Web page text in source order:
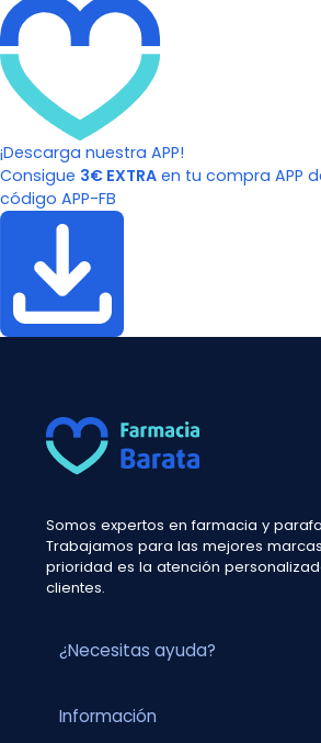
¡Descarga nuestra APP!
Consigue 3€ EXTRA en tu compra APP
código APP-FB
Somos expertos en farmacia y
Trabajamos para las mejores
prioridad es la atención
clientes.
¿Necesitas ayuda?
Información